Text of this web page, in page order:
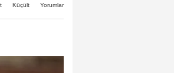
Küçült Yorumlar